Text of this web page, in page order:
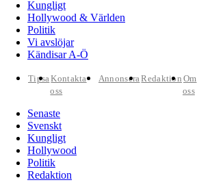
Kungligt
Hollywood & Världen
Politik
Vi avslöjar
Kändisar A-Ö
TipsaKontakta
oss
AnnonseraRedaktion Om
oss
Senaste
Svenskt
Kungligt
Hollywood
Politik
Redaktion